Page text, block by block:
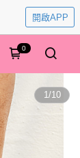
開啟APP
0
1/10